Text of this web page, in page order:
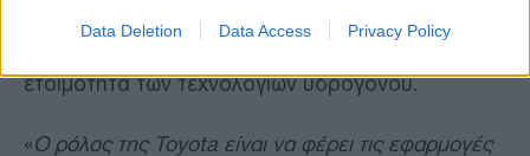
Data Deletion Data Access Privacy Policy
εκπομπές, που συνάδει με την ισχυρότερη
ετοιμότητα των τεχνολογιών υδρογόνου.
«Ο ρόλος της Toyota είναι να φέρει τις εφαρμογές